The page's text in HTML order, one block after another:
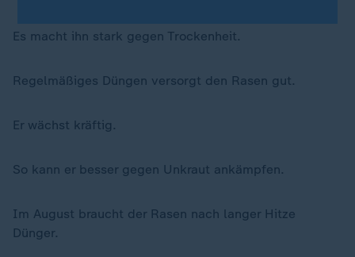
Es macht ihn stark gegen Trockenheit.
Regelmäßiges Düngen versorgt den Rasen gut.
Er wächst kräftig.
So kann er besser gegen Unkraut ankämpfen.
Im August braucht der Rasen nach langer Hitze
Dünger.